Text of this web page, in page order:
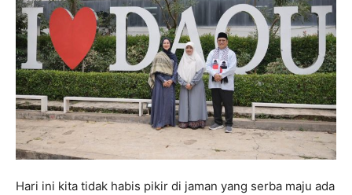
Hari ini kita tidak habis pikir di jaman yang serba maju ada